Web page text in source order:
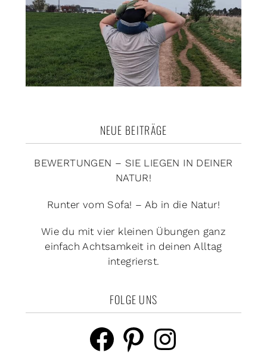
NEUE BEITRÄGE
BEWERTUNGEN – SIE LIEGEN IN DEINER
NATUR!
Runter vom Sofa! – Ab in die Natur!
Wie du mit vier kleinen Übungen ganz
einfach Achtsamkeit in deinen Alltag
integrierst.
FOLGE UNS
FacebookPinterestInstagram